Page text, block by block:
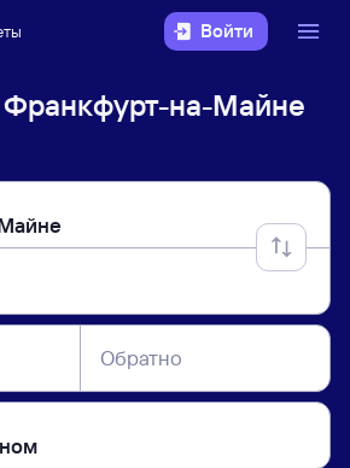
Войти
Франкфурт-на-Майне
Обратно